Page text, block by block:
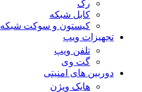
رک
کابل شبکه
کیستون و سوکت شبکه
تجهیزات ویپ
تلفن ویپ
گت وی
دوربین های امنیتی
هایک ویژن